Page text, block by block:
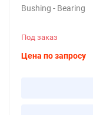
Bushing - Bearing
Под заказ
Цена по запросу